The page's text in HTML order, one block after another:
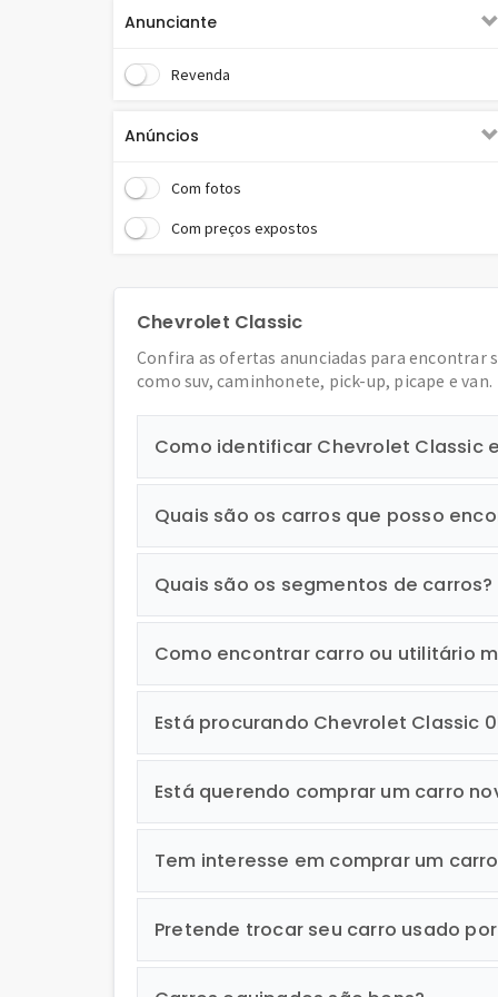
Anunciante
Revenda
Anúncios
Com fotos
Com preços expostos
Chevrolet Classic
Confira as ofertas anunciadas para encontrar
como suv, caminhonete, pick-up, picape e van.
Como identificar Chevrolet Classic
Quais são os carros que posso
Quais são os segmentos de carros?
Como encontrar carro ou utilitário
Está procurando Chevrolet Classic
Está querendo comprar um carro
Tem interesse em comprar um
Pretende trocar seu carro usado